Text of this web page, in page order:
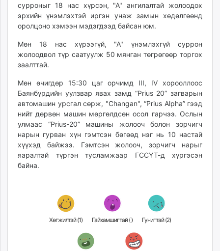
asu.mn
shudarga.mn
shuurhai.mn
unuudur.mn
isee.mn
mglradio.com
fact.mn
itoim.mn
tumen.mn
shuum.mn
times.mn
tvmongolia.mn
mass.mn
unegui.mn
сурроныг 18 нас хүрсэн, "А" ангилалтай жолоодох
эрхийн үнэмлэхтэй иргэн унаж замын хөдөлгөөнд
оролцоно хэмээн мэдэгдээд байсан юм.
Мөн 18 нас хүрээгүй, "A" үнэмлэхгүй суррон
жолоодвол түр саатуулж 50 мянган төгрөгөөр торгох
заалттай.
Мөн өчигдөр 15:30 цаг орчимд III, IV хорооллоос
Баянбүрдийн уулзвар явах замд “Prius 20” загварын
автомашин урсгал сөрж, "Changan", “Prius Alpha” гээд
нийт дөрвөн машин мөргөлдсөн осол гарчээ. Ослын
улмаас “Prius-20” машины жолооч болон зорчигч
нарын гурван хүн гэмтсэн бөгөөд нэг нь 10 настай
хүүхэд байжээ. Гэмтсэн жолооч, зорчигч нарыг
яаралтай түргэн тусламжаар ГССҮТ-д хүргэсэн
байна.
Хөгжилтэй (1) Гайхамшигтай () Гунигтай (2)